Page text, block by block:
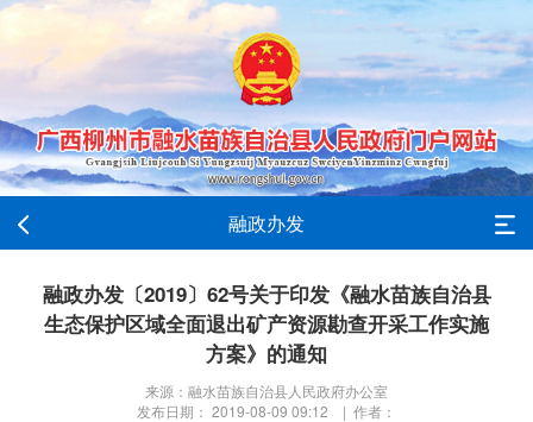
融政办发
融政办发〔2019〕62号关于印发《融水苗族自治县
生态保护区域全面退出矿产资源勘查开采工作实施
方案》的通知
来源：融水苗族自治县人民政府办公室
发布日期： 2019-08-09 09:12 | 作者：